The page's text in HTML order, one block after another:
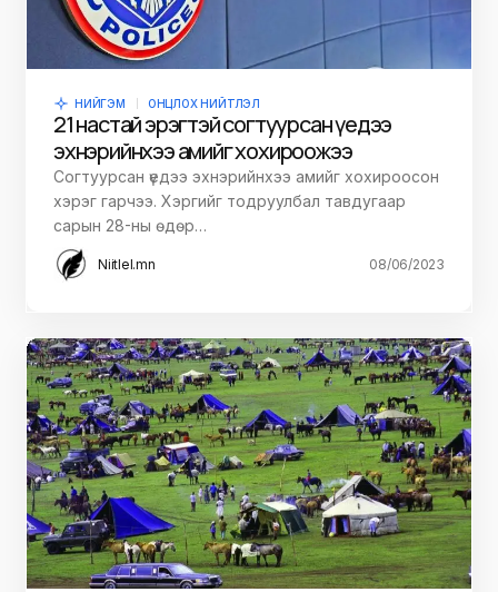
НИЙГЭМ ОНЦЛОХ НИЙТЛЭЛ
21 настай эрэгтэй согтуурсан үедээ
эхнэрийнхээ амийг хохироожээ
Согтуурсан үедээ эхнэрийнхээ амийг хохироосон
хэрэг гарчээ. Хэргийг тодруулбал тавдугаар
сарын 28-ны өдөр…
Niitlel.mn 08/06/2023